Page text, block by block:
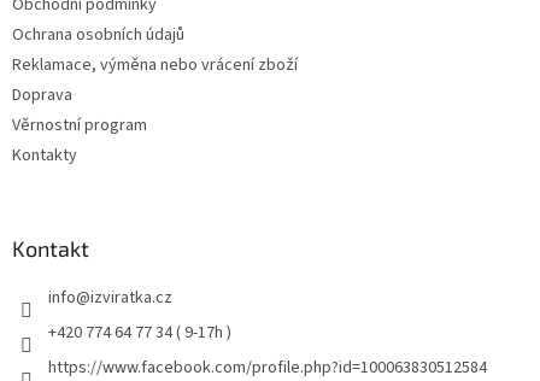
Ochrana osobních údajů
Reklamace, výměna nebo vrácení zboží
Doprava
Věrnostní program
Kontakty
Kontakt
info@izviratka.cz
+420 774 64 77 34 ( 9-17h )
https://www.facebook.com/profile.php?id=100063830512584